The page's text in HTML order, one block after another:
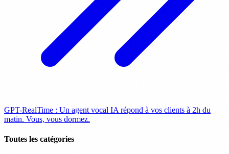
GPT-RealTime : Un agent vocal IA répond à vos clients à 2h du
matin. Vous, vous dormez.
Toutes les catégories